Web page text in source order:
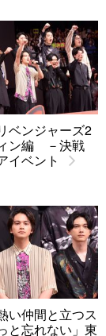
ベンジャーズ2
ン編 －決戦
イベント
い仲間と立つス
と忘れない」東